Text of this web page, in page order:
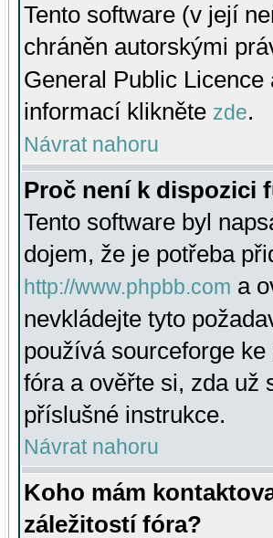
Tento software (v její
chráněn autorskými
General Public
informací klikněte zde.
Návrat nahoru
Proč není k dispozici
Tento software byl
dojem, že je potřeba
http://www.phpbb.com a
nevkládejte tyto
používá sourceforge
fóra a ověřte si, zda už
příslušné instrukce.
Návrat nahoru
Koho mám
záležitostí fóra?